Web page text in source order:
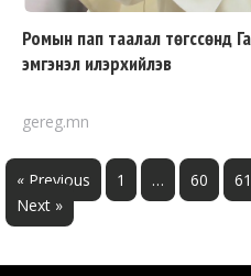
Ромын пап таалал төгссөнд
эмгэнэл илэрхийлэв
gereg.mn
« Previous 1 … 60 61
Next »